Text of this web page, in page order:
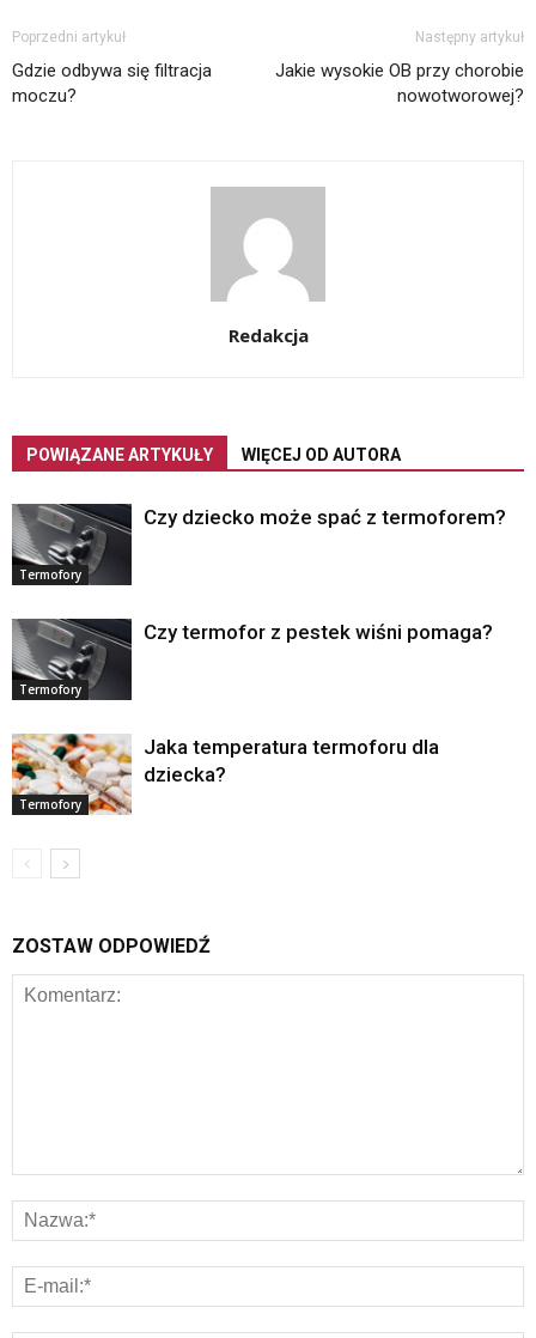
Poprzedni artykuł
Gdzie odbywa się filtracja
moczu?
Następny artykuł
Jakie wysokie OB przy chorobie
nowotworowej?
Redakcja
POWIĄZANE ARTYKUŁY WIĘCEJ OD AUTORA
Termofory
Czy dziecko może spać z termoforem?
Termofory
Czy termofor z pestek wiśni pomaga?
Termofory
Jaka temperatura termoforu dla
dziecka?
ZOSTAW ODPOWIEDŹ